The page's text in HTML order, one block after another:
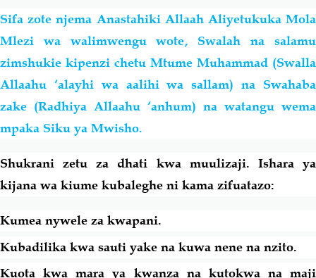
Mapishi
Sifa zote njema Anastahiki Allaah Aliyetukuka Mola
Mlezi wa walimwengu wote, Swalah na salamu
zimshukie kipenzi chetu Mtume Muhammad (Swalla
Allaahu ‘alayhi wa aalihi wa sallam) na Swahaba
zake (Radhiya Allaahu ‘anhum) na watangu wema
mpaka Siku ya Mwisho.
Shukrani zetu za dhati kwa muulizaji. Ishara ya
kijana wa kiume kubaleghe ni kama zifuatazo:
Kumea nywele za kwapani.
Kubadilika kwa sauti yake na kuwa nene na nzito.
Kuota kwa mara ya kwanza na kutokwa na maji